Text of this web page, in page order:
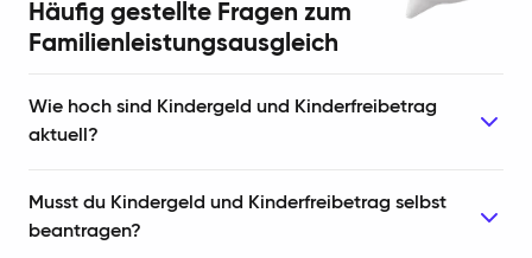
Häufig gestellte Fragen zum
Familienleistungsausgleich
Wie hoch sind Kindergeld und Kinderfreibetrag
aktuell?
Musst du Kindergeld und Kinderfreibetrag selbst
beantragen?